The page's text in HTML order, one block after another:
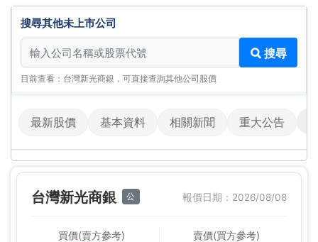
搜尋其他未上市公司
搜尋其他未上市公司
搜尋
目前查看：台灣新光商銀，可直接查詢其他公司股價
最新股價 基本資料 相關新聞 重大公告
台灣新光商銀 公 報價日期：2026/08/08
買價(賣方參考) 賣價(買方參考)